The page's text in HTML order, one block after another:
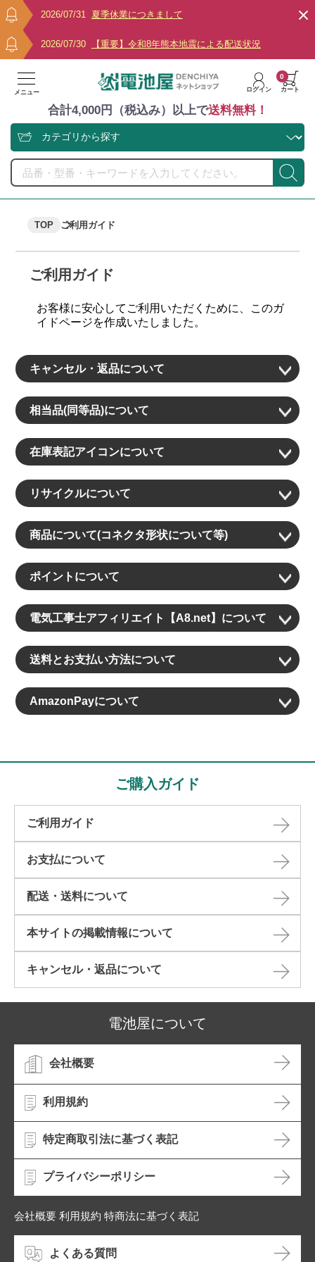
2026/07/31 夏季休業につきまして
2026/07/30 【重要】令和8年熊本地震による配送状況
メニュー ログイン カート
0
合計4,000円（税込み）以上で送料無料！
TOP ご利用ガイド
ご利用ガイド
お客様に安心してご利用いただくために、このガ
イドページを作成いたしました。
キャンセル・返品について
相当品(同等品)について
在庫表記アイコンについて
リサイクルについて
商品について(コネクタ形状について等)
ポイントについて
電気工事士アフィリエイト【A8.net】について
送料とお支払い方法について
AmazonPayについて
ご購入ガイド
ご利用ガイド
お支払について
配送・送料について
本サイトの掲載情報について​
キャンセル・返品について​
電池屋について
会社概要
利用規約
特定商取引法に基づく表記
プライバシーポリシー
会社概要 利用規約 特商法に基づく表記
よくある質問